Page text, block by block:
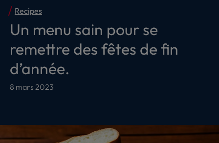
Recipes
Un menu sain pour se
remettre des fêtes de fin
d’année.
8 mars 2023